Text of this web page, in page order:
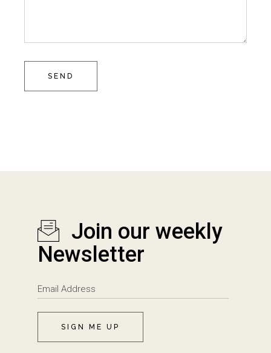
SEND
Join our weekly
Newsletter
SIGN ME UP